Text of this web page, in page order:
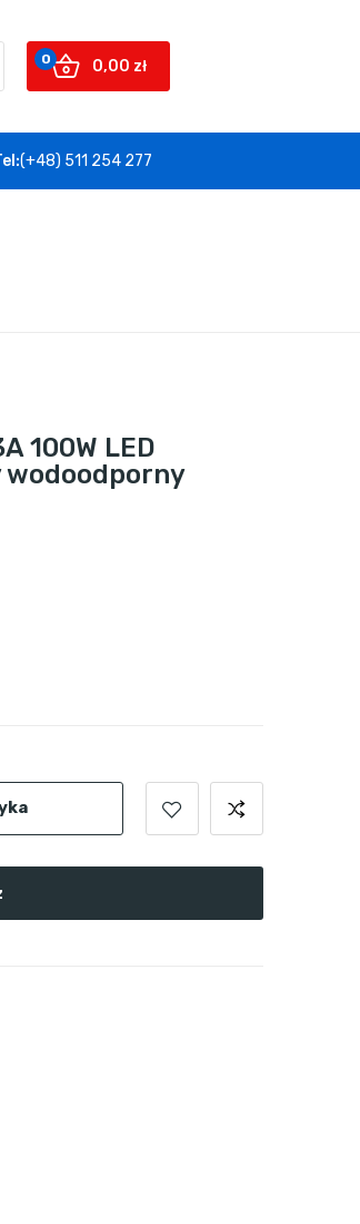
0,00 zł
0
(+48) 511 254 277
100W LED
wodoodporny